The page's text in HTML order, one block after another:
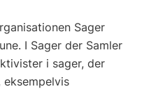
Sager
I Sager der Samler
i sager, der
eksempelvis